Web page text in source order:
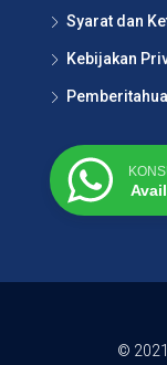
Syarat dan
Kebijakan
©